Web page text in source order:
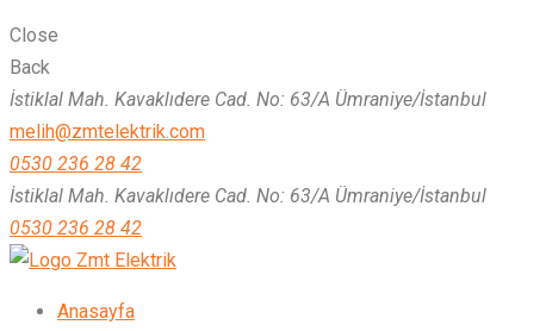
Close
Back
İstiklal Mah. Kavaklıdere Cad. No: 63/A Ümraniye/İstanbul
melih@zmtelektrik.com
0530 236 28 42
İstiklal Mah. Kavaklıdere Cad. No: 63/A Ümraniye/İstanbul
0530 236 28 42
Zmt Elektrik
Anasayfa